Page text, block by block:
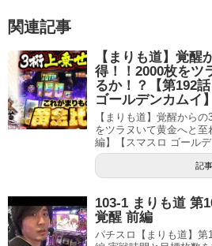
関連記事
【まりも道】覚醒
得！！2000枚をツ
るか！？【第192
ゴールデンカムイ】
【まりも道】覚醒から
をツラヌいて黄金へと
編】【スマスロ ゴールデ
記
103-1 まりも道 第
覚醒 前編
パチスロ【まりも道】